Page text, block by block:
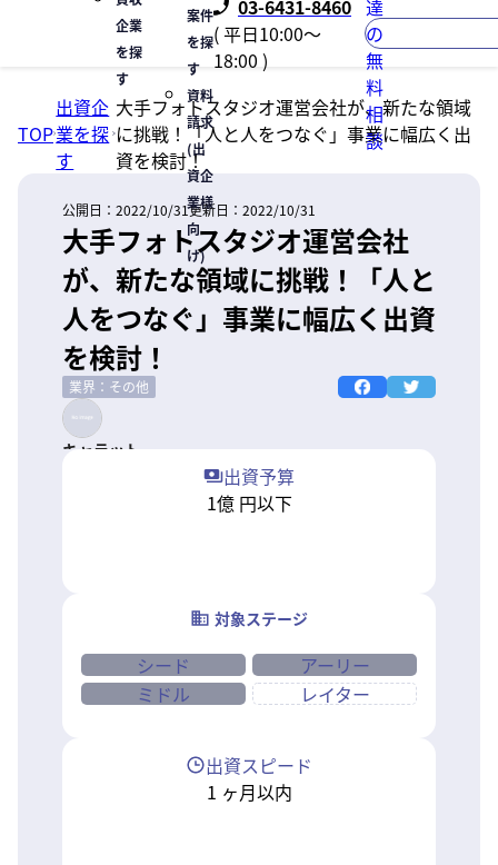
企業
を探
す
案件
を探
す
資料
請求
(出
資企
業様
向
け)
03-6431-8460
( 平日10:00〜
18:00 )
達
の
無
料
相
談
TOP
出資企
業を探
す
大手フォトスタジオ運営会社が、新たな領域
に挑戦！「人と人をつなぐ」事業に幅広く出
資を検討！
公開日： 2022/10/31更新日： 2022/10/31
大手フォトスタジオ運営会社
が、新たな領域に挑戦！「人と
人をつなぐ」事業に幅広く出資
を検討！
業界：その他
キャラット
出資予算
1億 円以下
対象ステージ
シード
アーリー
ミドル
レイター
出資スピード
1 ヶ月以内